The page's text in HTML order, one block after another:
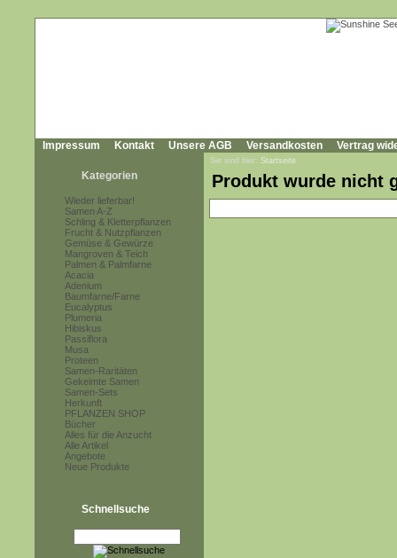
Impressum Kontakt Unsere AGB Versandkosten Vertrag
Kategorien
Wieder lieferbar!
Samen A-Z
Schling & Kletterpflanzen
Frucht & Nutzpflanzen
Gemüse & Gewürze
Mangroven & Teich
Palmen & Palmfarne
Acacia
Adenium
Baumfarne/Farne
Eucalyptus
Plumeria
Hibiskus
Passiflora
Musa
Proteen
Samen-Raritäten
Gekeimte Samen
Samen-Sets
Herkunft
PFLANZEN SHOP
Bücher
Alles für die Anzucht
Alle Artikel
Angebote
Neue Produkte
Schnellsuche
Sie sind hier: Startseite
Produkt wurde nicht